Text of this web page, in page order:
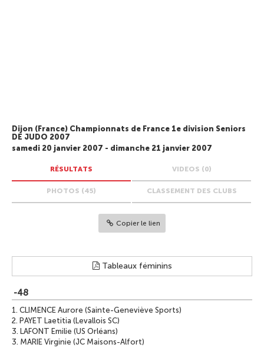
Dijon (France) Championnats de France 1e division Seniors
DE JUDO 2007
samedi 20 janvier 2007 - dimanche 21 janvier 2007
RÉSULTATS VIDEOS (0)
PHOTOS (45) CLASSEMENT DES CLUBS
Copier le lien
Tableaux féminins
-48
1. CLIMENCE Aurore (Sainte-Geneviève Sports)
2. PAYET Laetitia (Levallois SC)
3. LAFONT Emilie (US Orléans)
3. MARIE Virginie (JC Maisons-Alfort)